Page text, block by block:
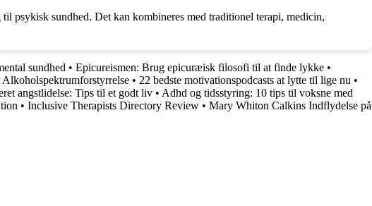
psykisk sundhed. Det kan kombineres med traditionel terapi, medicin,
sundhed • Epicureismen: Brug epicuræisk filosofi til at finde lykke •
Alkoholspektrumforstyrrelse • 22 bedste motivationspodcasts at lytte til lige nu •
angstlidelse: Tips til et godt liv • Adhd og tidsstyring: 10 tips til voksne med
• Inclusive Therapists Directory Review • Mary Whiton Calkins Indflydelse på